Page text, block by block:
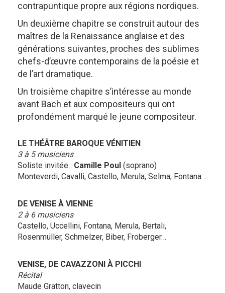
contrapuntique propre aux régions nordiques.
Un deuxième chapitre se construit autour des
maîtres de la Renaissance anglaise et des
générations suivantes, proches des sublimes
chefs-d’œuvre contemporains de la poésie et
de l’art dramatique.
Un troisième chapitre s’intéresse au monde
avant Bach et aux compositeurs qui ont
profondément marqué le jeune compositeur.
LE THÉÂTRE BAROQUE VÉNITIEN
3 à 5 musiciens
Soliste invitée : Camille Poul (soprano)
Monteverdi, Cavalli, Castello, Merula, Selma, Fontana…
DE VENISE À VIENNE
2 à 6 musiciens
Castello, Uccellini, Fontana, Merula, Bertali,
Rosenmüller, Schmelzer, Biber, Froberger…
VENISE, DE CAVAZZONI À PICCHI
Récital
Maude Gratton, clavecin